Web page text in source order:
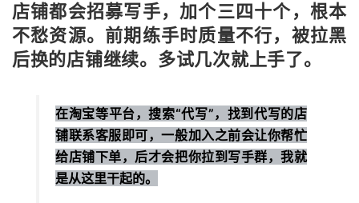
店铺都会招募写手，加个三四十个，根本
不愁资源。前期练手时质量不行，被拉黑
后换的店铺继续。多试几次就上手了。
在淘宝等平台，搜索“代写”，找到代写的店
铺联系客服即可，一般加入之前会让你帮忙
给店铺下单，后才会把你拉到写手群，我就
是从这里干起的。